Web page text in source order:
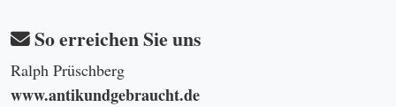
So erreichen Sie uns
Ralph Prüschberg
www.antikundgebraucht.de